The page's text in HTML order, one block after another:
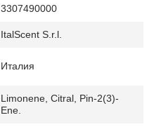
3307490000
ItalScent S.r.l.
Италия
Limonene, Citral, Pin-2(3)-
Ene.